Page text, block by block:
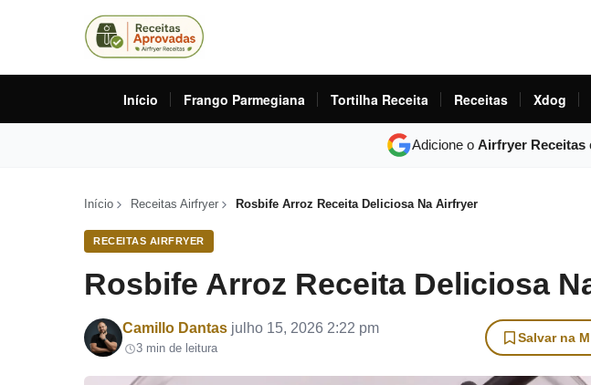
Início Frango Parmegiana Tortilha Receita Receitas Xdog
Adicione o Airfryer Receitas
Início Receitas Airfryer Rosbife Arroz Receita Deliciosa Na Airfryer
RECEITAS AIRFRYER
Rosbife Arroz Receita Deliciosa
Por
Camillo Dantas julho 15, 2026 2:22 pm
3 min de leitura
Salvar na